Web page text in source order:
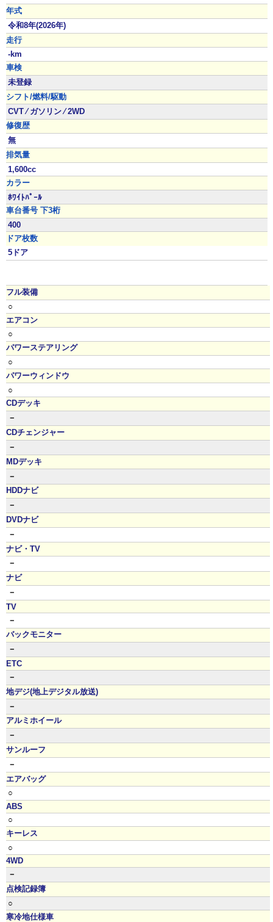
年式
令和8年(2026年)
走行
-km
車検
未登録
シフト/燃料/駆動
CVT ⁄ ガソリン ⁄ 2WD
修復歴
無
排気量
1,600cc
カラー
ﾎﾜｲﾄﾊﾟｰﾙ
車台番号 下3桁
400
ドア枚数
5ドア
フル装備
○
エアコン
○
パワーステアリング
○
パワーウィンドウ
○
CDデッキ
－
CDチェンジャー
－
MDデッキ
－
HDDナビ
－
DVDナビ
－
ナビ・TV
－
ナビ
－
TV
－
バックモニター
－
ETC
－
地デジ(地上デジタル放送)
－
アルミホイール
－
サンルーフ
－
エアバッグ
○
ABS
○
キーレス
○
4WD
－
点検記録簿
○
寒冷地仕様車